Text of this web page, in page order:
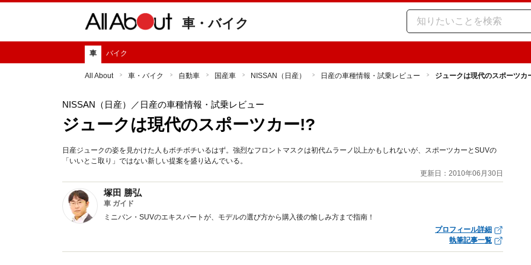
車・バイク
車 バイク
All About 車・バイク 自動車 国産車 NISSAN（日産） 日産の車種情報・試乗レビュー ジュークは現代のスポーツカ
NISSAN（日産） ／日産の車種情報・試乗レビュー
ジュークは現代のスポーツカー!?
日産ジュークの姿を見かけた人もボチボチいるはず。強烈なフロントマスクは初代ムラーノ以上かもしれないが、スポーツカーとSUVの
「いいとこ取り」ではない新しい提案を盛り込んでいる。
更新日：2010年06月30日
塚田 勝弘
車 ガイド
ミニバン・SUVのエキスパートが、モデルの選び方から購入後の愉しみ方まで指南！
プロフィール詳細
執筆記事一覧